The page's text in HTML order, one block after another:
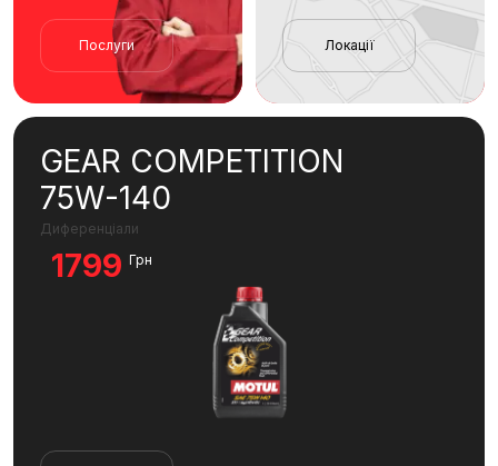
Послуги Локації
GEAR COMPETITION
75W-140
Диференціали
1799 Грн